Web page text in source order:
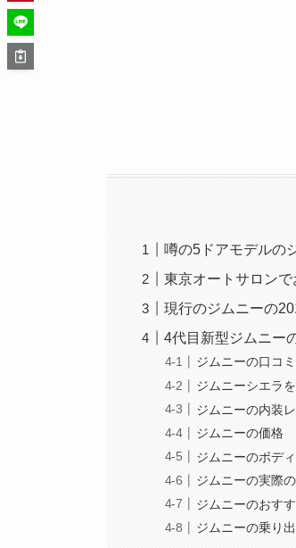
噂の5ドアモデルの
東京オートサロン
現行のジムニーの
4代目新型ジムニー
ジムニーの口コ
ジムニーシエラ
ジムニーの内装レ
ジムニーの価格
ジムニーのボデ
ジムニーの実際
ジムニーのおす
ジムニーの乗り